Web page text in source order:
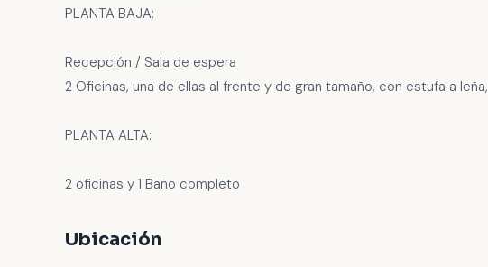
PLANTA BAJA:
Recepción / Sala de espera
2 Oficinas, una de ellas al frente y de gran tamaño, con estufa a
PLANTA ALTA:
2 oficinas y 1 Baño completo
Ubicación